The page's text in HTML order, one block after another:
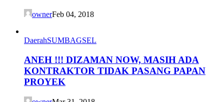
ownerFeb 04, 2018
DaerahSUMBAGSEL
ANEH !!! DIZAMAN NOW, MASIH ADA
KONTRAKTOR TIDAK PASANG PAPAN
PROYEK